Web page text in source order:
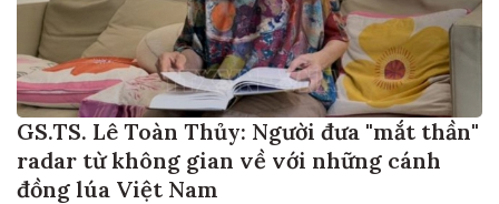
GS.TS. Lê Toàn Thủy: Người đưa "mắt thần"
radar từ không gian về với những cánh
đồng lúa Việt Nam